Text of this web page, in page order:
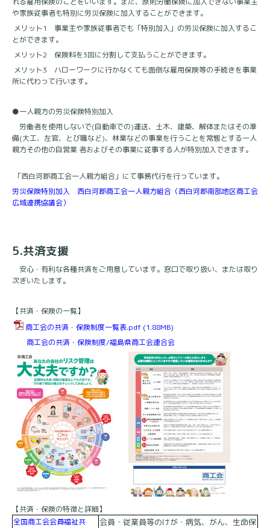
や家族従事者も特別に労災保険に加入することができます。
メリット1
事業主や家族従事者でも「特別加入」の労災保険に加入するこ
とができます。
メリット2 保険料を3回に分割して支払うことができます。
メリット3 ハローワークに行かなくても面倒な雇用保険等の手続きを事業
所に代わって行います。
●一人親方の労災保険特別加入
労働者を使用しないで(自動車での)運送、土木、建築、解体またはその準
備(大工、左官、とび職など)、林業などの事業を行うことを常態とする一人
親方その他の自営業 者およびその事業に従事する人が特別加入できます。
「西白河郡商工会一人親方組合」にて事務代行を行っています。
労災保険特別加入 西白河郡商工会一人親方組合（西白河郡南部地区商工会
広域連携協議会）
5.共済支援
安心・有利な各種共済をご用意しています。窓口で取り扱い、または取り
次ぎいたします。
【共済・保険の一覧】
商工会の共済・保険制度一覧表.pdf (1.88MB)
商工会の共済・保険制度/福島県商工会連合会
【共済・保険の特徴と詳細】
全国商工会会員福祉共
会員・従業員等のけが・病気、がん、生命保